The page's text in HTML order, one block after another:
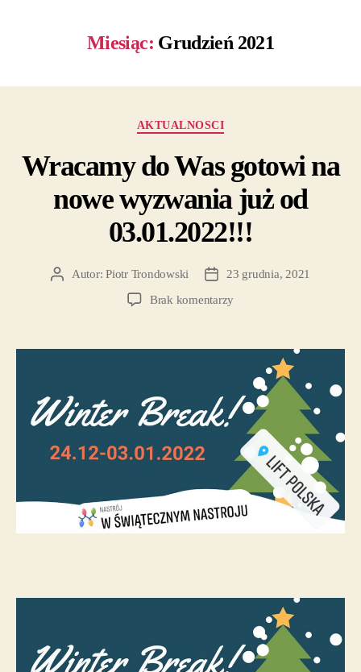
Miesiąc: Grudzień 2021
AKTUALNOSCI
Wracamy do Was gotowi na
nowe wyzwania już od
03.01.2022!!!
Autor:Piotr Trondowski
23 grudnia, 2021
Brak komentarzy